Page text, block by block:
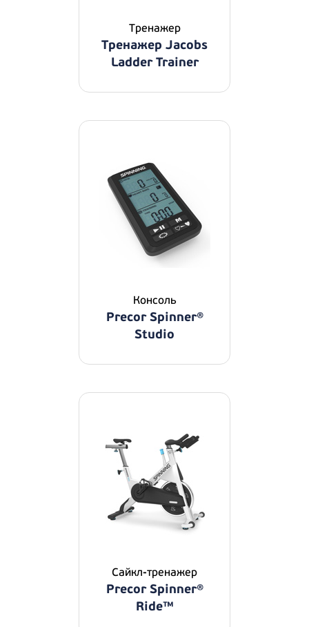
Тренажер
Тренажер Jacobs
Ladder Trainer
Консоль
Precor Spinner®
Studio
Сайкл-тренажер
Precor Spinner®
Ride™